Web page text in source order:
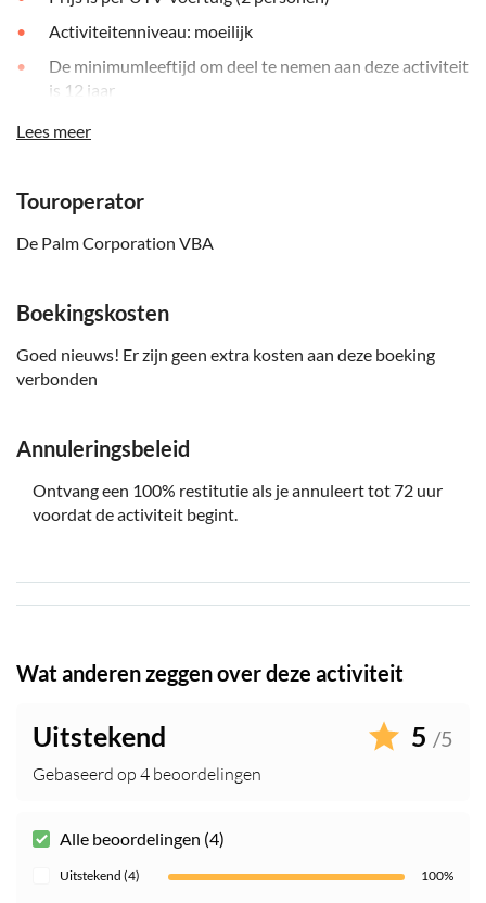
Activiteitenniveau: moeilijk
De minimumleeftijd om deel te nemen aan deze activiteit
is 12 jaar
De minimumleeftijd van de bestuurder is 23 jaar en moet
activiteitenbalies of gastenservicebureaus in uw hotel of
contactgegevens in de voucher na het boeken
Lees meer
Touroperator
De Palm Corporation VBA
Boekingskosten
Goed nieuws! Er zijn geen extra kosten aan deze boeking
verbonden
Annuleringsbeleid
Ontvang een 100% restitutie als je annuleert tot 72 uur
voordat de activiteit begint.
Wat anderen zeggen over deze activiteit
Uitstekend 5 /5
Gebaseerd op 4 beoordelingen
Alle beoordelingen (4)
Uitstekend (4) 100%